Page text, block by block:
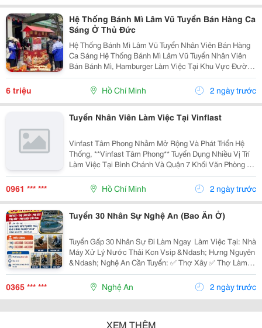
Hệ Thống Bánh Mì Lâm Vũ Tuyển Bán Hàng Ca
Sáng Ở Thủ Đức
Hệ Thống Bánh Mì Lâm Vũ Tuyển Nhân Viên Bán Hàng
Ca Sáng Hệ Thống Bánh Mì Lâm Vũ Tuyển Nhân Viên
Bán Bánh Mì, Hamburger Làm Việc Tại Khu Vực Đường
Liên Phường &Ndash; Tp. Thủ Đức +++ Thu Nhập:
26.000 - 28.000 Đồng/Giờ. +++ Thưởng Khi Đạt/Vượt...
6 triệu Hồ Chí Minh 2 ngày trước
Tuyển Nhân Viên Làm Việc Tại Vinflast
Vinfast Tâm Phong Nhằm Mở Rộng Và Phát Triển Hệ
Thống, **Vinfast Tâm Phong** Tuyển Dụng Nhiều Vị Trí
Làm Việc Tại Bình Chánh Và Quận 7 Khối Văn Phòng 1.
Cố Vấn Dịch Vụ : 02 Có Kinh Nghiệm Trên 02 Năm Về
Vinfast 2. Học Việc Cố Vấn Dịch Vụ:...
0961 *** *** Hồ Chí Minh 2 ngày trước
Tuyển 30 Nhân Sự Nghệ An (Bao Ăn Ở)
Tuyển Gấp 30 Nhân Sự Đi Làm Ngay ️ Làm Việc Tại: Nhà
Máy Xử Lý Nước Thải Kcn Vsip &Ndash; Hưng Nguyên
&Ndash; Nghệ An Cần Tuyển: ✅ Thợ Xây ✅ Thợ Làm
Sắt ✅ Phụ Xây ✅ Phụ Sắt ✅ Phụ Ghép Cốp Pha Mức
Lương Thợ: 400.000 &Ndash;...
0365 *** *** Nghệ An 2 ngày trước
XEM THÊM